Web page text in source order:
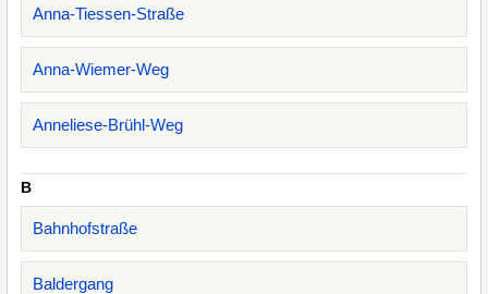
Anna-Tiessen-Straße
Anna-Wiemer-Weg
Anneliese-Brühl-Weg
B
Bahnhofstraße
Baldergang